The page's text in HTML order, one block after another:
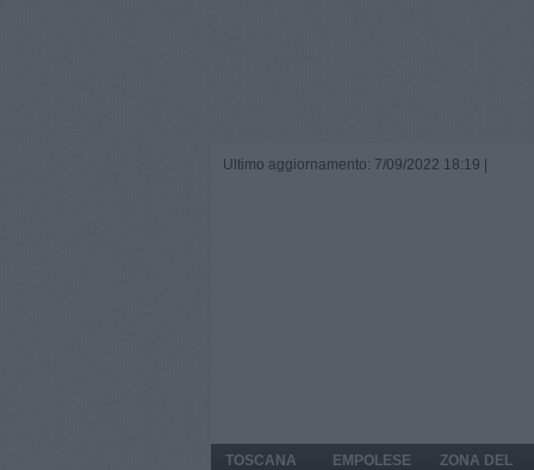
Ultimo aggiornamento: 7/09/2022 18:19 |
TOSCANA
EMPOLESE
ZONA DEL